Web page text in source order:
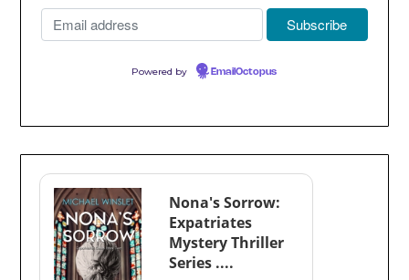
Powered by EmailOctopus
Nona's Sorrow:
Expatriates
Mystery Thriller
Series ....